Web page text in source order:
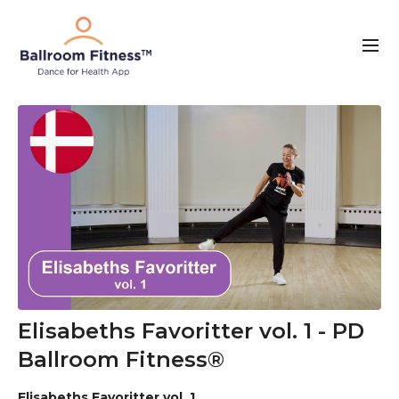
Elisabeths Favoritter vol. 1 - PD
Ballroom Fitness®